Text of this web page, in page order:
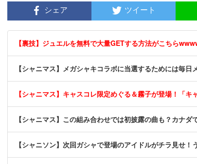
シェア ツイート
【裏技】ジュエルを無料で大量GETする方法がこちら
【シャニマス】メガシャキコラボに当選するためには毎日
【シャニマス】キャスコレ限定めぐる＆霧子が登場！「
【シャニマス】この組み合わせでは初披露の曲も？カナ
【シャニソン】次回ガシャで登場のアイドルがチラ見せ